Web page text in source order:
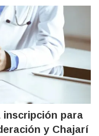
inscripción para
y Chajarí